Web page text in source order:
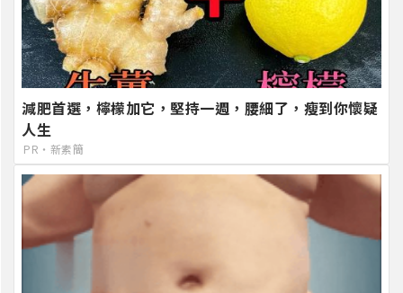
減肥首選，檸檬加它，堅持一週，腰細了，瘦到你懷疑
人生
PR・新素簡